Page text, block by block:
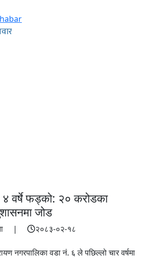
वर्षे फड्को: २० करोडका
जोड
| २०८३-०२-१८
नगरपालिका वडा नं. ६ ले पछिल्लो चार वर्षमा